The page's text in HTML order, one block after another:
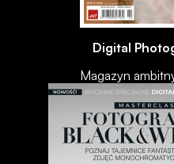
Digital
Magazyn